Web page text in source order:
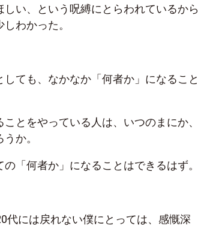
い、という呪縛にとらわれているから
わかった。
ても、なかなか「何者か」になること
とをやっている人は、いつのまにか、
か。
「何者か」になることはできるはず。
代には戻れない僕にとっては、感慨深